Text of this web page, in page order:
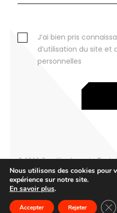
J’ai bien pris
d’utilisation du site et
personnelles
© 2026 Cornillier Avocats. Tout
Legal notice
Privacy Policy
par eliott & markus
Nous utilisons des cookies pour
expérience sur notre site.
En savoir plus.
Accepter Rejeter